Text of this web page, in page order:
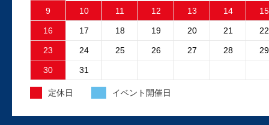
ファンが回り続ける故障が発生しました。
故障原因はファンコントロ...
外装工事中のお知らせ
昨日より、工場の外装工事が始まっており
9 10 11 12 13 14 15
16 17 18 19 20 21 22
23 24 25 26 27 28 29
30 31
定休日 イベント開催日